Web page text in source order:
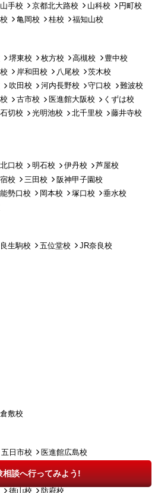
相談へ行ってみよう!
手校 京都北大路校 山科校
円町校
亀岡校 桂校 福知山校
堺東校 枚方校 高槻校
豊中校
岸和田校 八尾校
茨木校
吹田校 河内長野校 守口校
難波校
古市校 医進館大阪校
くずは校
切校 光明池校 北千里校
藤井寺校
口校 明石校 伊丹校
芦屋校
校 三田校
阪神甲子園校
勢口校 岡本校 塚口校
垂水校
生駒校 五位堂校
JR奈良校
倉敷校
五日市校 医進館広島校
徳山校 防府校